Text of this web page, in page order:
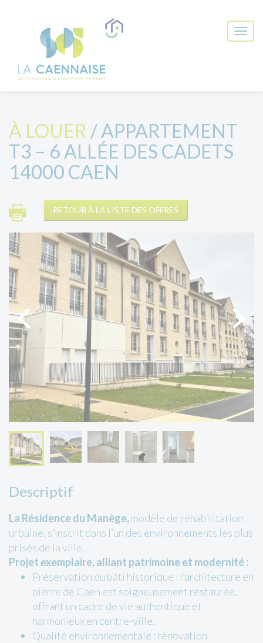
À LOUER / APPARTEMENT
T3 – 6 ALLÉE DES CADETS
14000 CAEN
RETOUR À LA LISTE DES OFFRES
Descriptif
La Résidence du Manège, modèle de réhabilitation
urbaine, s’inscrit dans l’un des environnements les plus
prisés de la ville.
Projet exemplaire, alliant patrimoine et modernité :
Préservation du bâti historique : l’architecture en
pierre de Caen est soigneusement restaurée,
offrant un cadre de vie authentique et
harmonieux en centre-ville.
Qualité environnementale : rénovation